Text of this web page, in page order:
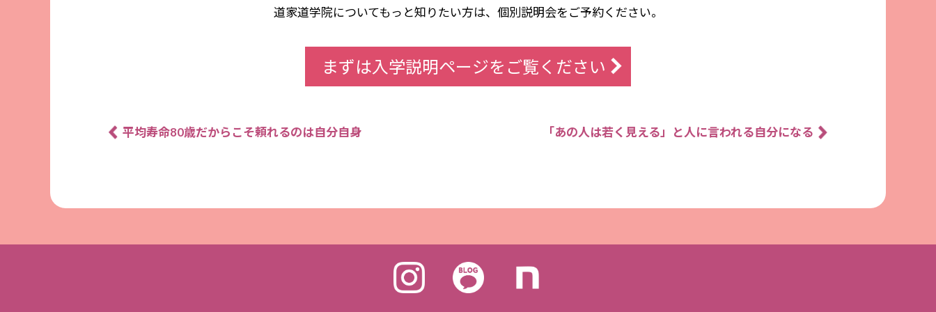
道家道学院についてもっと知りたい方は、個別説明会をご予約ください。
まずは入学説明ページをご覧ください
平均寿命80歳だからこそ頼れるのは自分自身 「あの人は若く見える」と人に言われる自分になる